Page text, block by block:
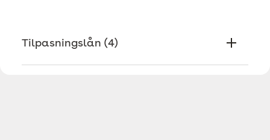
Tilpasningslån (4)